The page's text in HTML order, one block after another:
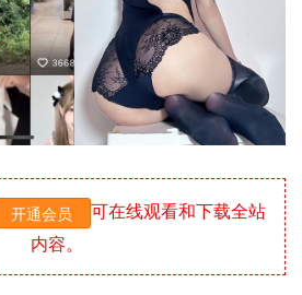
开通会员
可在线观看和下载全站
内容。